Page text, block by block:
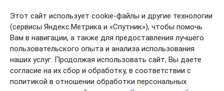
Этот сайт использует cookie-файлы и другие технологии
(сервисы Яндекс.Метрика и «Спутник»), чтобы помочь
Вам в навигации, а также для предоставления лучшего
пользовательского опыта и анализа использования
наших услуг. Продолжая использовать сайт, Вы даете
согласие на их сбор и обработку, в соответствии с
политикой в отношении обработки персональных
товаров, работ, услуг
отдельными видами
юридических лиц»
Карта сайта
ОАО «Единая
электронная торговая
площадка»
ООО «РТС-тендер»